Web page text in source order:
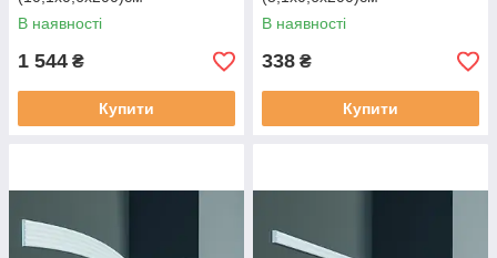
В наявності
1 544 ₴
Купити
В наявності
338 ₴
Купити